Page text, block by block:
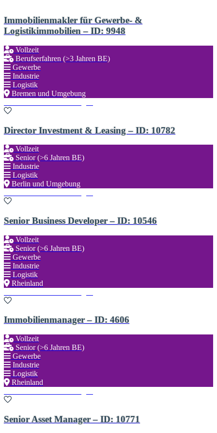
Immobilienmakler für Gewerbe- &
Logistikimmobilien – ID: 9948
Vollzeit
Berufserfahren (>3 Jahren BE)
Gewerbe
Industrie
Logistik
Bremen und Umgebung
Director Investment & Leasing – ID: 10782
Vollzeit
Senior (>6 Jahren BE)
Industrie
Logistik
Berlin und Umgebung
Senior Business Developer – ID: 10546
Vollzeit
Senior (>6 Jahren BE)
Gewerbe
Industrie
Logistik
Rheinland
Immobilienmanager – ID: 4606
Vollzeit
Senior (>6 Jahren BE)
Gewerbe
Industrie
Logistik
Rheinland
Senior Asset Manager – ID: 10771